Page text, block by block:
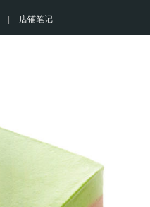
店铺笔记